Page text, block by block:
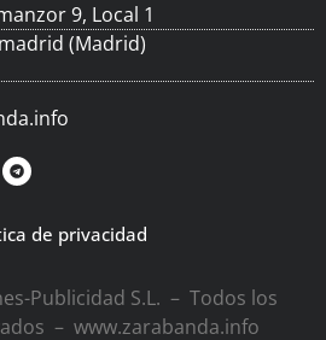
9, Local 1
(Madrid)
de privacidad
Publicidad S.L. – Todos los
– www.zarabanda.info